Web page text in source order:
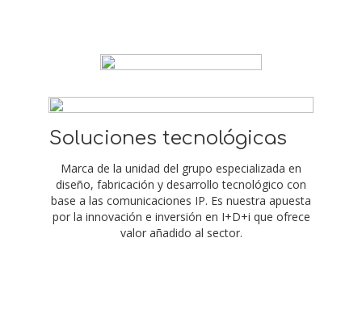
Soluciones tecnológicas
Marca de la unidad del grupo especializada en
diseño, fabricación y desarrollo tecnológico con
base a las comunicaciones IP. Es nuestra apuesta
por la innovación e inversión en I+D+i que ofrece
valor añadido al sector.